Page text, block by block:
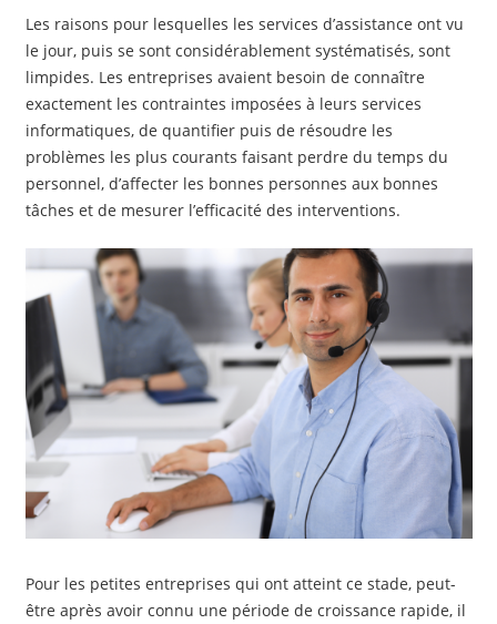
Les raisons pour lesquelles les services d’assistance ont vu
le jour, puis se sont considérablement systématisés, sont
limpides. Les entreprises avaient besoin de connaître
exactement les contraintes imposées à leurs services
informatiques, de quantifier puis de résoudre les
problèmes les plus courants faisant perdre du temps du
personnel, d’affecter les bonnes personnes aux bonnes
tâches et de mesurer l’efficacité des interventions.
Pour les petites entreprises qui ont atteint ce stade, peut-
être après avoir connu une période de croissance rapide, il